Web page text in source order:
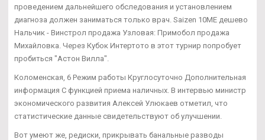
проведением дальнейшего обследования и установлением
диагноза должен заниматься только врач. Saizen 10ME дешево
Нальчик - Винстрол продажа Узловая: Примобол продажа
Михайловка. Через Кубок Интертото в этот турнир попробует
пробиться "Астон Вилла".
Коломенская, 6 Режим работы Круглосуточно Дополнительная
информация С функцией приема наличных. В интервью министр
экономического развития Алексей Улюкаев отметил, что
статистические данные свидетельствуют об улучшении.
Вот умеют же, редиски, прикрывать банальные разводы